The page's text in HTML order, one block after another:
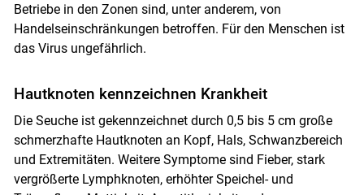
Betriebe in den Zonen sind, unter anderem, von
Handelseinschränkungen betroffen. Für den Menschen ist
das Virus ungefährlich.
Hautknoten kennzeichnen Krankheit
Die Seuche ist gekennzeichnet durch 0,5 bis 5 cm große
schmerzhafte Hautknoten an Kopf, Hals, Schwanzbereich
und Extremitäten. Weitere Symptome sind Fieber, stark
vergrößerte Lymphknoten, erhöhter Speichel- und